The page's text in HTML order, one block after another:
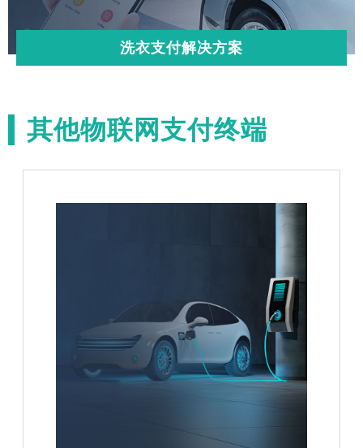
洗衣支付解决方案
其他物联网支付终端